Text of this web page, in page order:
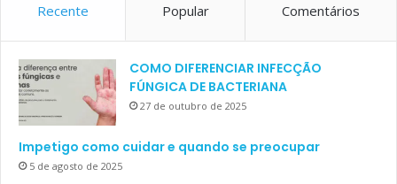
Recente Popular Comentários
COMO DIFERENCIAR INFECÇÃO
FÚNGICA DE BACTERIANA
27 de outubro de 2025
Impetigo como cuidar e quando se preocupar
5 de agosto de 2025